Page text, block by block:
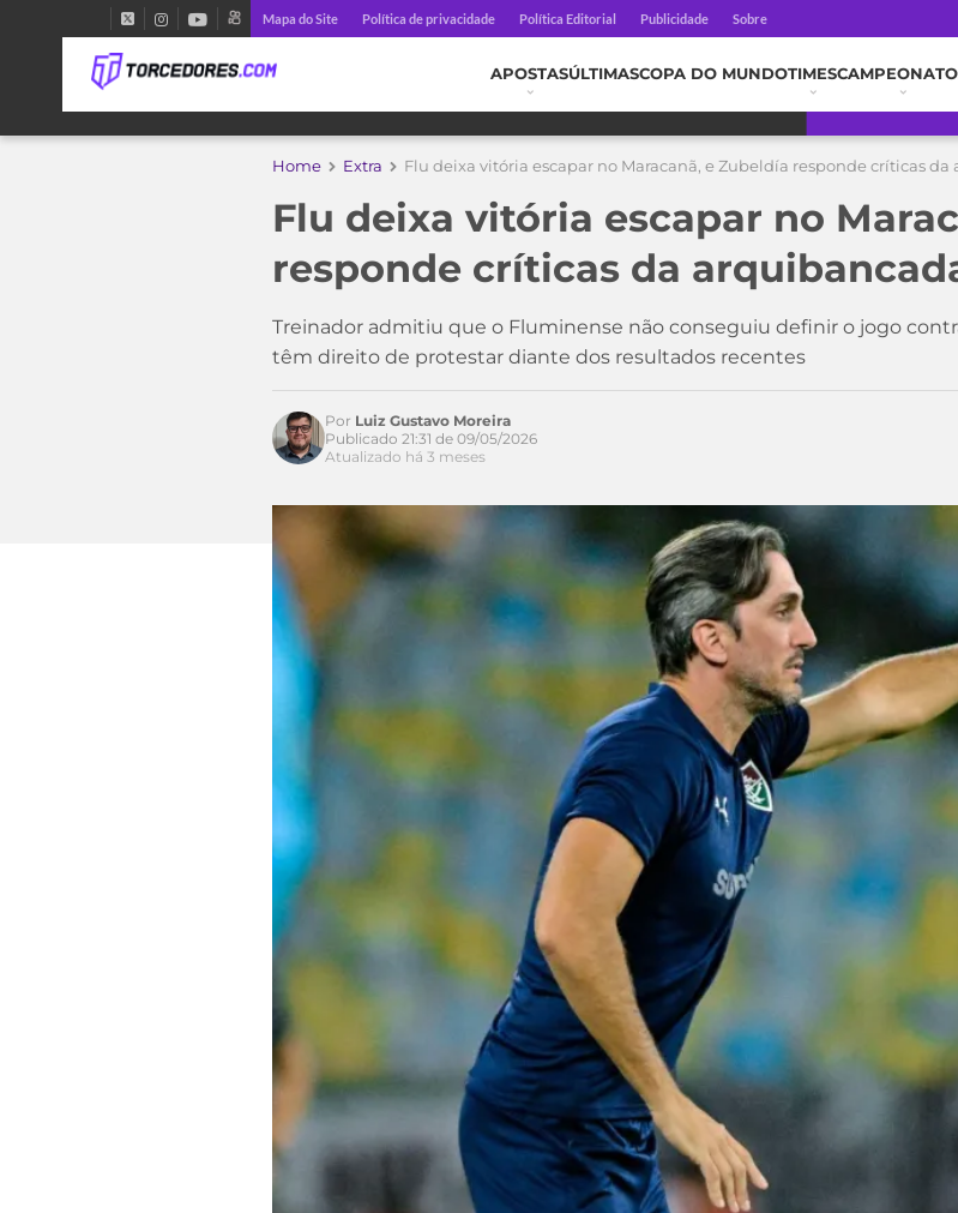
Mapa do Site Política de privacidade Política Editorial Publicidade Sobre
APOSTASÚLTIMASCOPA DO MUNDOTIMES
Home Extra Flu deixa vitória escapar no Maracanã, e Zubeldía responde críticas
Flu deixa vitória escapar no
responde críticas da
Treinador admitiu que o Fluminense não conseguiu definir o jogo
têm direito de protestar diante dos resultados recentes
Por Luiz Gustavo Moreira
Publicado 21:31 de 09/05/2026
Atualizado há 3 meses